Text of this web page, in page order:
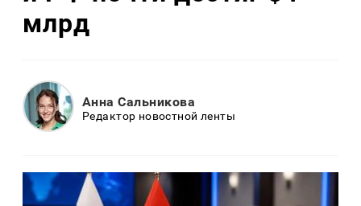
млрд
Анна Сальникова
Редактор новостной ленты